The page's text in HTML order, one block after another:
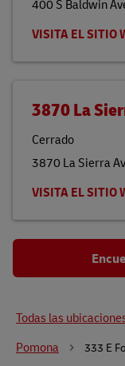
400 S Baldwin
VISITA EL SITIO
3870 La
Cerrado
3870 La Sierra
VISITA EL SITIO
Todas las
Pomona
333 E